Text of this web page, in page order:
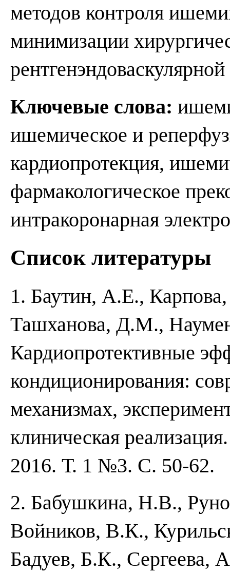
методов контроля
минимизации
Ключевые слова:
ишемическое и
кардиопротекция,
фармакологическое
интракоронарная
Список литературы
1. Баутин, А.Е.,
Ташханова, Д.М.,
Кардиопротективные
кондиционирования:
механизмах,
клиническая
2016. Т. 1 №3. С. 50-62.
2. Бабушкина, Н.В.,
Войников, В.К.,
Бадуев, Б.К., Сергеева,